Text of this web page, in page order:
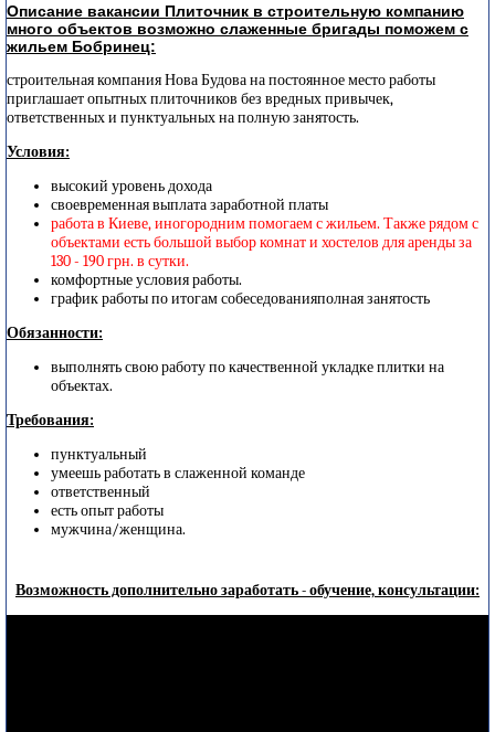
Описание вакансии Плиточник в строительную компанию
много объектов возможно слаженные бригады поможем с
жильем Бобринец:
строительная компания Нова Будова на постоянное место работы
приглашает опытных плиточников без вредных привычек,
ответственных и пунктуальных на полную занятость.
Условия:
высокий уровень дохода
своевременная выплата заработной платы
работа в Киеве, иногородним помогаем с жильем. Также рядом с
объектами есть большой выбор комнат и хостелов для аренды за
130 - 190 грн. в сутки.
комфортные условия работы.
график работы по итогам собеседованияполная занятость
Обязанности:
выполнять свою работу по качественной укладке плитки на
объектах.
Требования:
пунктуальный
умеешь работать в слаженной команде
ответственный
есть опыт работы
мужчина/женщина.
Возможность дополнительно заработать - обучение, консультации: